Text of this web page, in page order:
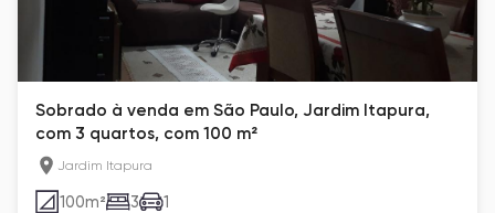
Sobrado à venda em São Paulo, Jardim Itapura,
com 3 quartos, com 100 m²
Jardim Itapura
100m² 3 1